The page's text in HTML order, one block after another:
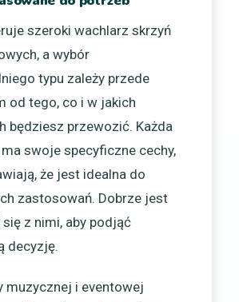
szeroki wachlarz skrzyń
a wybór
typu zależy przede
od tego, co i w jakich
będziesz przewozić. Każda
swoje specyficzne cechy,
że jest idealna do
zastosowań. Dobrze jest
z nimi, aby podjąć
decyzję.
muzycznej i eventowej